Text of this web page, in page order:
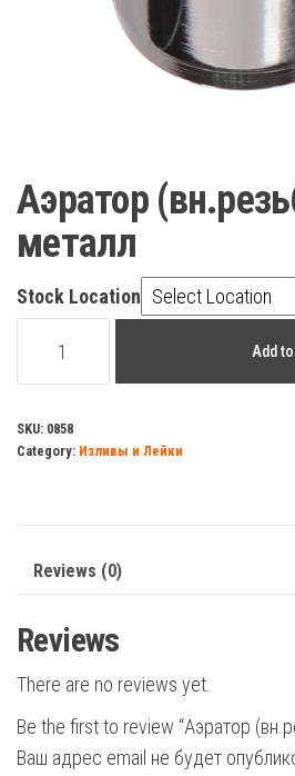
Аэратор
металл
Stock Location
(вн.резьба
металл
quantity
Add
SKU: 0858
Category: Изливы и Лейки
Reviews (0)
Reviews
There are no reviews yet.
Be the first to review “Аэратор
Ваш адрес email не будет